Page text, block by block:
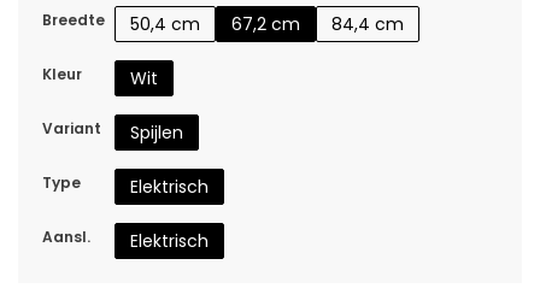
Breedte 50,4 cm 67,2 cm 84,4 cm
Kleur Wit
Variant Spijlen
Type Elektrisch
Aansl. Elektrisch